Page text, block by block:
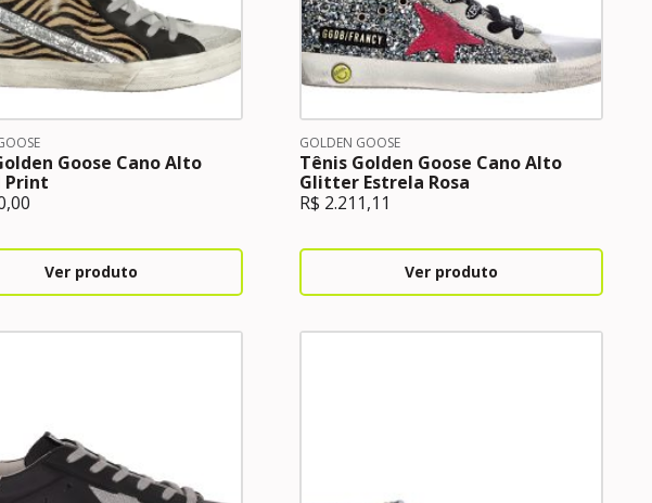
Goose Cano Alto
Print
Ver produto
GOLDEN GOOSE
Tênis Golden Goose Cano Alto
Glitter Estrela Rosa
R$ 2.211,11
Ver produto